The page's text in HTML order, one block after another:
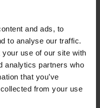
and ads, to
to analyse our traffic.
use of our site with
analytics partners who
that you’ve
from your use
er nødvendige for
humør. Hvis du
humøret blive
dig mere